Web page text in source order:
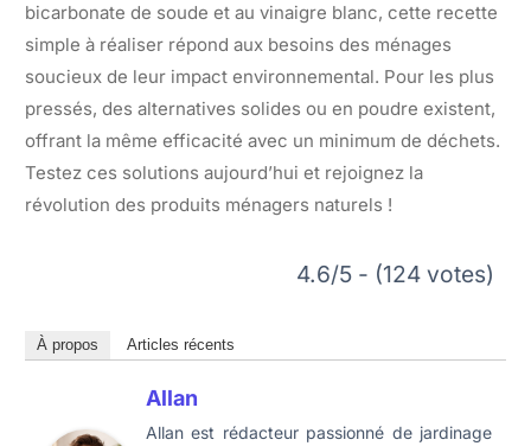
bicarbonate de soude et au vinaigre blanc, cette recette
simple à réaliser répond aux besoins des ménages
soucieux de leur impact environnemental. Pour les plus
pressés, des alternatives solides ou en poudre existent,
offrant la même efficacité avec un minimum de déchets.
Testez ces solutions aujourd’hui et rejoignez la
révolution des produits ménagers naturels !
4.6/5 - (124 votes)
À propos Articles récents
Allan
Allan est rédacteur passionné de jardinage